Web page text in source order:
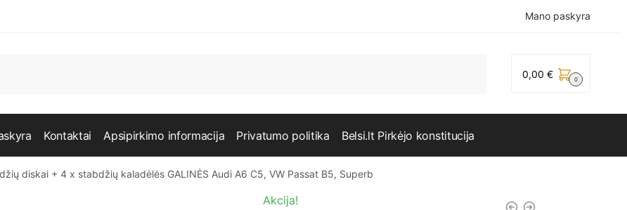
Mano paskyra
0,00 € 0
Kontaktai Apsipirkimo informacija Privatumo politika Belsi.lt Pirkėjo konstitucija
diskai + 4 x stabdžių kaladėlės GALINĖS Audi A6 C5, VW Passat B5, Superb
Akcija!